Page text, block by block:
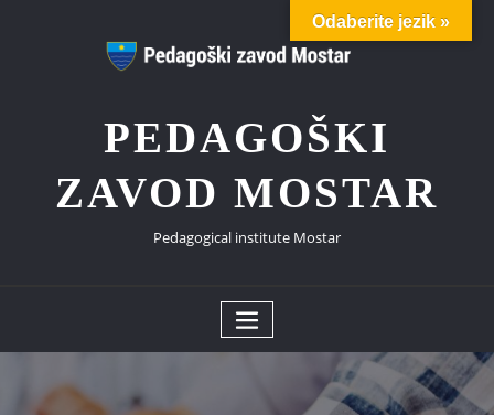
PEDAGOŠKI
ZAVOD MOSTAR
Pedagogical institute Mostar
Odaberite jezik »